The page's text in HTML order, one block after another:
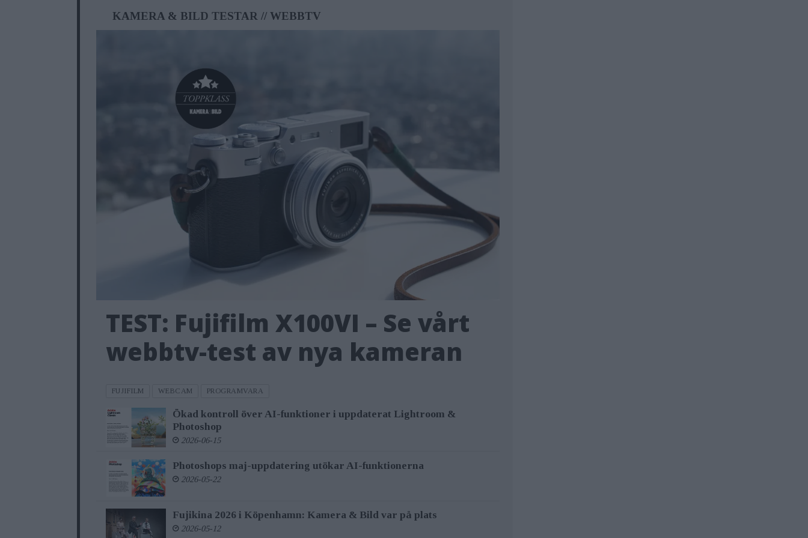
KAMERA & BILD TESTAR // WEBBTV
TEST: Fujifilm X100VI – Se vårt
webbtv-test av nya kameran
FUJIFILM WEBCAM PROGRAMVARA
Ökad kontroll över AI-funktioner i uppdaterat Lightroom &
Photoshop
2026-06-15
Photoshops maj-uppdatering utökar AI-funktionerna
2026-05-22
Fujikina 2026 i Köpenhamn: Kamera & Bild var på plats
2026-05-12